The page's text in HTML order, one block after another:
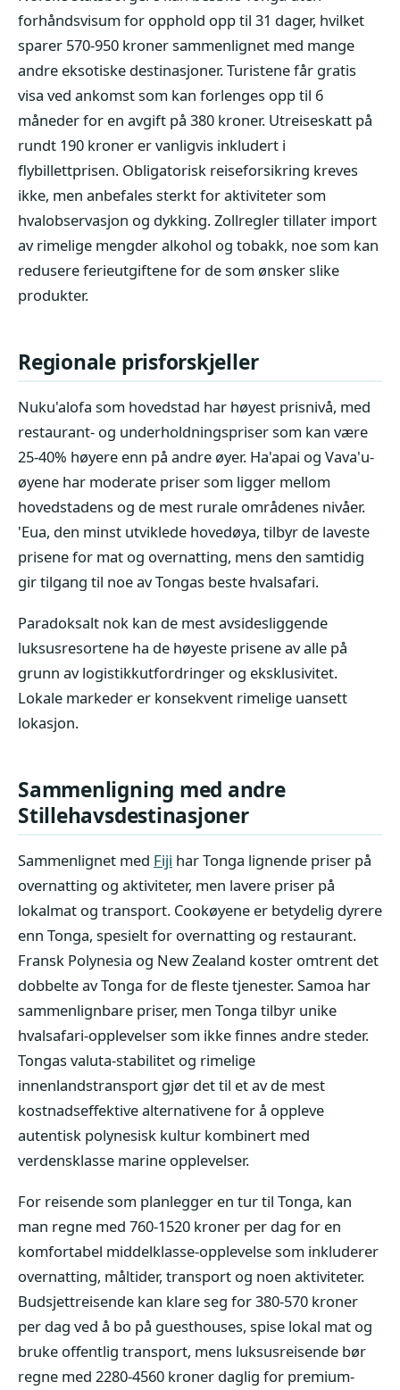
forhåndsvisum for opphold opp til 31 dager, hvilket
sparer 570-950 kroner sammenlignet med mange
andre eksotiske destinasjoner. Turistene får gratis
visa ved ankomst som kan forlenges opp til 6
måneder for en avgift på 380 kroner. Utreiseskatt på
rundt 190 kroner er vanligvis inkludert i
flybillettprisen. Obligatorisk reiseforsikring kreves
ikke, men anbefales sterkt for aktiviteter som
hvalobservasjon og dykking. Zollregler tillater import
av rimelige mengder alkohol og tobakk, noe som kan
redusere ferieutgiftene for de som ønsker slike
produkter.
Regionale prisforskjeller
Nuku'alofa som hovedstad har høyest prisnivå, med
restaurant- og underholdningspriser som kan være
25-40% høyere enn på andre øyer. Ha'apai og Vava'u-
øyene har moderate priser som ligger mellom
hovedstadens og de mest rurale områdenes nivåer.
'Eua, den minst utviklede hovedøya, tilbyr de laveste
prisene for mat og overnatting, mens den samtidig
gir tilgang til noe av Tongas beste hvalsafari.
Paradoksalt nok kan de mest avsidesliggende
luksusresortene ha de høyeste prisene av alle på
grunn av logistikkutfordringer og eksklusivitet.
Lokale markeder er konsekvent rimelige uansett
lokasjon.
Sammenligning med andre
Stillehavsdestinasjoner
Sammenlignet med Fiji har Tonga lignende priser på
overnatting og aktiviteter, men lavere priser på
lokalmat og transport. Cookøyene er betydelig dyrere
enn Tonga, spesielt for overnatting og restaurant.
Fransk Polynesia og New Zealand koster omtrent det
dobbelte av Tonga for de fleste tjenester. Samoa har
sammenlignbare priser, men Tonga tilbyr unike
hvalsafari-opplevelser som ikke finnes andre steder.
Tongas valuta-stabilitet og rimelige
innenlandstransport gjør det til et av de mest
kostnadseffektive alternativene for å oppleve
autentisk polynesisk kultur kombinert med
verdensklasse marine opplevelser.
For reisende som planlegger en tur til Tonga, kan
man regne med 760-1520 kroner per dag for en
komfortabel middelklasse-opplevelse som inkluderer
overnatting, måltider, transport og noen aktiviteter.
Budsjettreisende kan klare seg for 380-570 kroner
per dag ved å bo på guesthouses, spise lokal mat og
bruke offentlig transport, mens luksusreisende bør
regne med 2280-4560 kroner daglig for premium-